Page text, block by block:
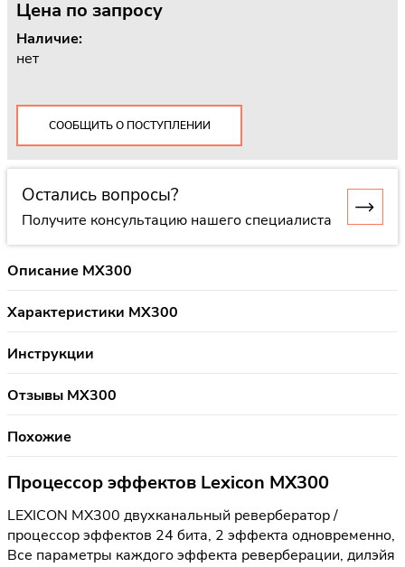
Цена по запросу
Наличие:
нет
СООБЩИТЬ О ПОСТУПЛЕНИИ
Остались вопросы?
Получите консультацию нашего специалиста
Описание MX300
Характеристики MX300
Инструкции
Отзывы MX300
Похожие
Процессор эффектов Lexicon MX300
LEXICON MX300 двухканальный ревербератор /
процессор эффектов 24 бита, 2 эффекта одновременно,
Все параметры каждого эффекта реверберации, дилэйя